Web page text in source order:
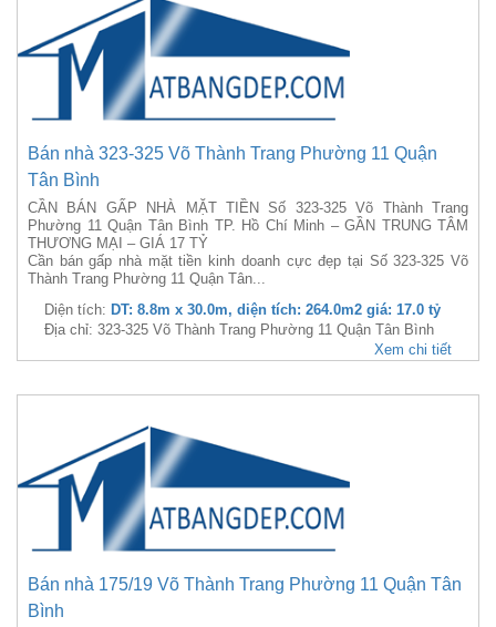
Bán nhà 323-325 Võ Thành Trang Phường 11 Quận
Tân Bình
CẦN BÁN GẤP NHÀ MẶT TIỀN Số 323-325 Võ Thành Trang
Phường 11 Quận Tân Bình TP. Hồ Chí Minh – GẦN TRUNG TÂM
THƯƠNG MẠI – GIÁ 17 TỶ
Cần bán gấp nhà mặt tiền kinh doanh cực đẹp tại Số 323-325 Võ
Thành Trang Phường 11 Quận Tân...
Diện tích: DT: 8.8m x 30.0m, diện tích: 264.0m2 giá: 17.0 tỷ
Địa chỉ: 323-325 Võ Thành Trang Phường 11 Quận Tân Bình
Xem chi tiết
Bán nhà 175/19 Võ Thành Trang Phường 11 Quận Tân
Bình